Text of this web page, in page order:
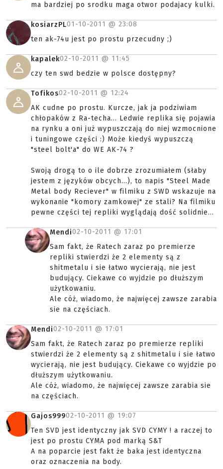
ma bardziej po srodku maga otwor podajacy kulki.
kosiarzPL01-10-2011 @ 23:08
ten ak-74u jest po prostu przecudny ;)
kapalek02-10-2011 @ 11:45
czy ten swd bedzie w polsce dostępny?
Tofikos02-10-2011 @ 12:24
AK cudne po prostu. Kurcze, jak ja podziwiam
chłopaków z Ra-techa... Ledwie replika się pojawia
na rynku a oni już wypuszczają do niej wzmocnione
i tuningowe części :) Może kiedyś wypuszczą
"steel bolt'a" do WE AK-74 ?
Swoją drogą to o ile dobrze zrozumiałem (słaby
jestem z języków obcych...), to napis "Steel Made
Metal body Reciever" w filmiku z SWD wskazuje na
wykonanie "komory zamkowej" ze stali? Na filmiku
pewne części tej repliki wyglądają dość solidnie...
Mendi02-10-2011 @ 17:01
Sam fakt, że Ratech zaraz po premierze
repliki stwierdzi że 2 elementy są z
shitmetalu i sie łatwo wycierają, nie jest
budujący. Ciekawe co wyjdzie po dłuższym
użytkowaniu.
Ale cóż, wiadomo, że najwięcej zawsze zarabia
sie na częściach.
Mendi02-10-2011 @ 17:01
Sam fakt, że Ratech zaraz po premierze repliki
stwierdzi że 2 elementy są z shitmetalu i sie łatwo
wycierają, nie jest budujący. Ciekawe co wyjdzie po
dłuższym użytkowaniu.
Ale cóż, wiadomo, że najwięcej zawsze zarabia sie
na częściach.
Gajos99902-10-2011 @ 19:07
Ten SVD jest identyczny jak SVD CYMY ! a raczej to
jest po prostu CYMA pod marką S&T
A na poparcie jest fakt że baka jest identyczna
oraz oznaczenia na body.